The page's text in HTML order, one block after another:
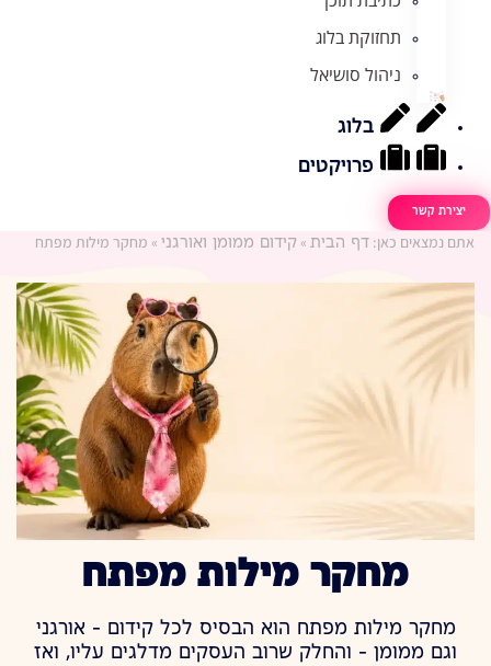
תחזוקת בלוג
ניהול סושיאל
בלוג
פרויקטים
יצירת קשר
אתם נמצאים כאן: דף הבית » קידום ממומן ואורגני » מחקר מילות מפתח
מחקר מילות מפתח
מחקר מילות מפתח הוא הבסיס לכל קידום – אורגני
וגם ממומן – והחלק שרוב העסקים מדלגים עליו, ואז